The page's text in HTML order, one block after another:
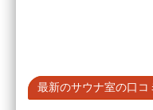
最新のサウナ室の口コ